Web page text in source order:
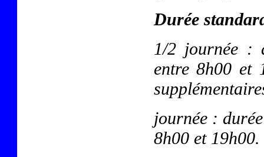
Durée
1/2 journée :
entre 8h00 et
journée :
8h00 et 19h00.